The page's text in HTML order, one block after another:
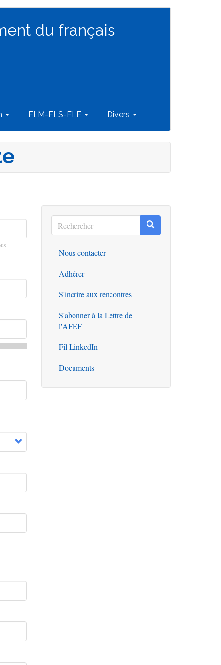
du français
FLM-FLS-FLE Divers
Rechercher
Rechercher Rechercher
Outils
Nous contacter
Adhérer
S'incrire aux rencontres
S'abonner à la Lettre de
l'AFEF
Fil LinkedIn
Documents